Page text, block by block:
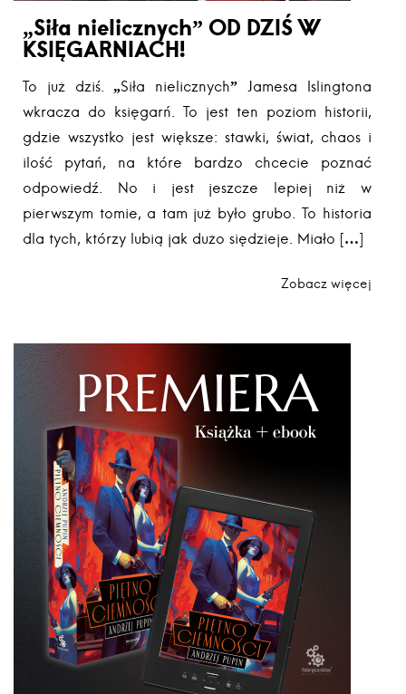
„Siła nielicznych” OD DZIŚ W
KSIĘGARNIACH!
To już dziś. „Siła nielicznych” Jamesa Islingtona
wkracza do księgarń. To jest ten poziom historii,
gdzie wszystko jest większe: stawki, świat, chaos i
ilość pytań, na które bardzo chcecie poznać
odpowiedź. No i jest jeszcze lepiej niż w
pierwszym tomie, a tam już było grubo. To historia
dla tych, którzy lubią jak dużo siędzieje. Miało […]
Zobacz więcej